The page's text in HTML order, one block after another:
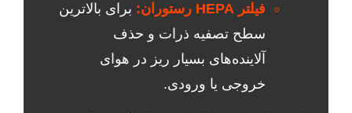
فیلتر HEPA رستوران:
برای بالاترین
سطح تصفیه ذرات و حذف
آلاینده‌های بسیار ریز در هوای
خروجی یا ورودی.